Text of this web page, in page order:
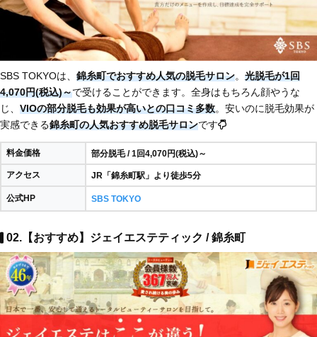
SBS TOKYOは、 錦糸町でおすすめ人気の脱毛サロン。 光脱毛が1回
4,070円(税込)～で受けることができます。全身はもちろん顔やうな
じ、 VIOの部分脱毛も効果が高いとの口コミ多数。安いのに脱毛効果が
実感できる錦糸町の人気おすすめ脱毛サロンです
料金価格 部分脱毛 / 1回4,070円(税込)～
アクセス JR「錦糸町駅」より徒歩5分
公式HP SBS TOKYO
02.【おすすめ】ジェイエステティック / 錦糸町